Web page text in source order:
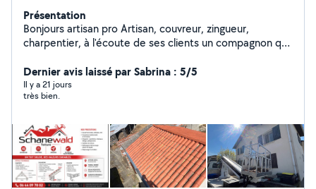
Présentation
Bonjours artisan pro Artisan, couvreur, zingueur,
charpentier, à l'écoute de ses clients un compagnon qui
dans toute l'Occitanie Déplacement rapide et efficace.
Devis rapidement effectué disponible 24/24 7/7
N'hésitez pas à me contacter
Dernier avis laissé par Sabrina : 5/5
Il y a 21 jours
très bien.